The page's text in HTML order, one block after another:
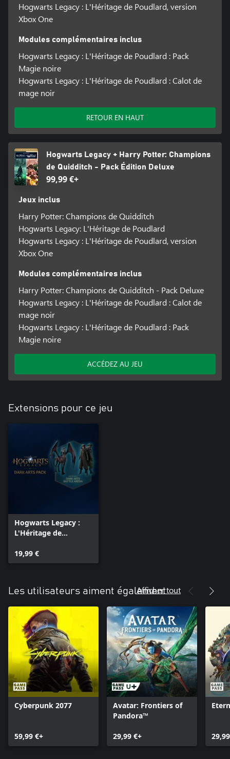
Hogwarts Legacy : L'Héritage de Poudlard, version
Xbox One
Modules complémentaires inclus
Hogwarts Legacy : L'Héritage de Poudlard : Pack
Magie noire
Hogwarts Legacy : L'Héritage de Poudlard : Calot de
mage noir
RETOUR EN HAUT
Hogwarts Legacy + Harry Potter: Champions
de Quidditch - Pack Édition Deluxe
99,99 €+
Jeux inclus
Harry Potter: Champions de Quidditch
Hogwarts Legacy: L'Héritage de Poudlard
Hogwarts Legacy : L'Héritage de Poudlard, version
Xbox One
Modules complémentaires inclus
Harry Potter: Champions de Quidditch - Pack Deluxe
Hogwarts Legacy : L'Héritage de Poudlard : Calot de
mage noir
Hogwarts Legacy : L'Héritage de Poudlard : Pack
Magie noire
ACCÉDEZ AU JEU
Extensions pour ce jeu
Hogwarts Legacy :
L'Héritage de
Magie noire
19,99 €
Les utilisateurs aiment également
Afficher tout
Cyberpunk 2077
59,99 €+
Avatar: Frontiers of
Pandora™
29,99 €+